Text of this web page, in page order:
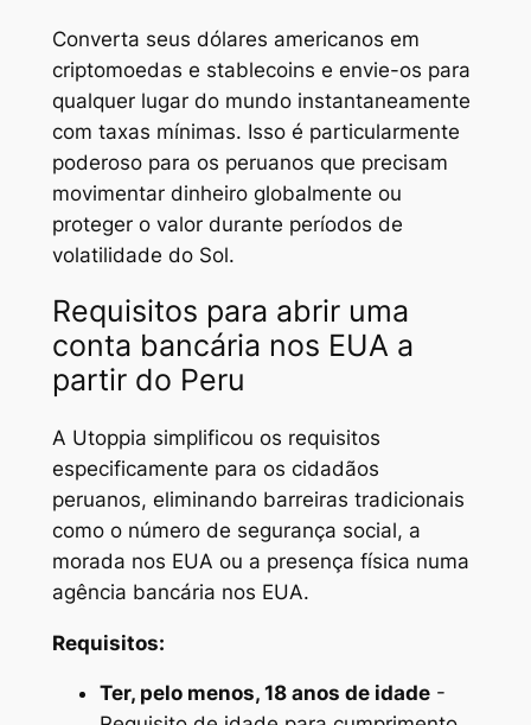
Converta seus dólares americanos em
criptomoedas e stablecoins e envie-os para
qualquer lugar do mundo instantaneamente
com taxas mínimas. Isso é particularmente
poderoso para os peruanos que precisam
movimentar dinheiro globalmente ou
proteger o valor durante períodos de
volatilidade do Sol.
Requisitos para abrir uma
conta bancária nos EUA a
partir do Peru
A Utoppia simplificou os requisitos
especificamente para os cidadãos
peruanos, eliminando barreiras tradicionais
como o número de segurança social, a
morada nos EUA ou a presença física numa
agência bancária nos EUA.
Requisitos:
Ter, pelo menos, 18 anos de idade-